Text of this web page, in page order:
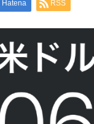
Hatena RSS